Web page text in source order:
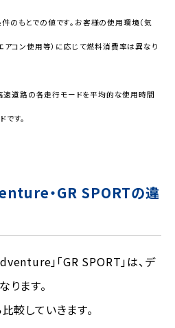
もとでの値です。お客様の使用環境（気
アコン使用等）に応じて燃料消費率は異なり
速道路の各走行モードを平均的な使用時間
す。
・GR SPORTの違
」「GR SPORT」は、デ
ります。
較していきます。